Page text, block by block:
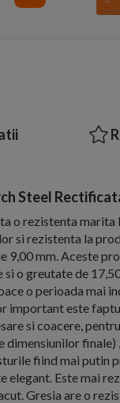
Steel
o rezistenta marita
si rezistenta la
9,00 mm. Aceste
o greutate de
o perioada mai
important este
si coacere,
finale)
fiind mai putin
Este mai
Gresia are o